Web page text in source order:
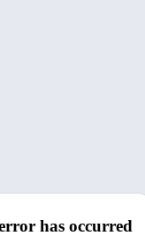
has occurred